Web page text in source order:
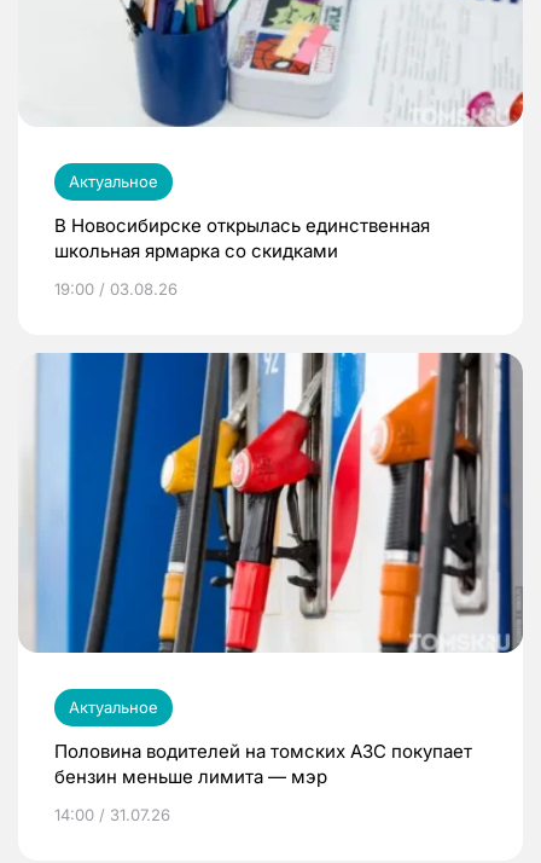
Актуальное
В Новосибирске открылась единственная
школьная ярмарка со скидками
19:00 / 03.08.26
Актуальное
Половина водителей на томских АЗС покупает
бензин меньше лимита — мэр
14:00 / 31.07.26